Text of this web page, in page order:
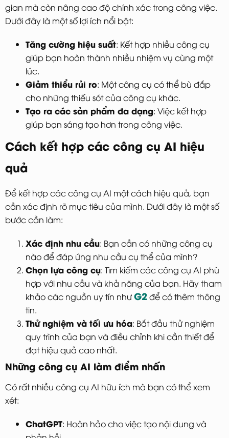
gian mà còn nâng cao độ chính xác trong công việc.
Dưới đây là một số lợi ích nổi bật:
Tăng cường hiệu suất: Kết hợp nhiều công cụ
giúp bạn hoàn thành nhiều nhiệm vụ cùng một
lúc.
Giảm thiểu rủi ro: Một công cụ có thể bù đắp
cho những thiếu sót của công cụ khác.
Tạo ra các sản phẩm đa dạng: Việc kết hợp
giúp bạn sáng tạo hơn trong công việc.
Cách kết hợp các công cụ AI hiệu
quả
Để kết hợp các công cụ AI một cách hiệu quả, bạn
cần xác định rõ mục tiêu của mình. Dưới đây là một số
bước cần làm:
Xác định nhu cầu: Bạn cần có những công cụ
nào để đáp ứng nhu cầu cụ thể của mình?
Chọn lựa công cụ: Tìm kiếm các công cụ AI phù
hợp với nhu cầu và khả năng của bạn. Hãy tham
khảo các nguồn uy tín nhưG2để có thêm thông
tin.
Thử nghiệm và tối ưu hóa: Bắt đầu thử nghiệm
quy trình của bạn và điều chỉnh khi cần thiết để
đạt hiệu quả cao nhất.
Những công cụ AI làm điểm nhấn
Có rất nhiều công cụ AI hữu ích mà bạn có thể xem
xét:
ChatGPT: Hoàn hảo cho việc tạo nội dung và